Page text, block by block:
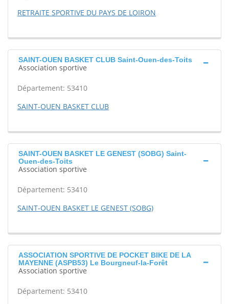
RETRAITE SPORTIVE DU PAYS DE LOIRON
SAINT-OUEN BASKET CLUB Saint-Ouen-des-Toits
Association sportive
Département: 53410
SAINT-OUEN BASKET CLUB
SAINT-OUEN BASKET LE GENEST (SOBG) Saint-
Ouen-des-Toits
Association sportive
Département: 53410
SAINT-OUEN BASKET LE GENEST (SOBG)
ASSOCIATION SPORTIVE DE POCKET BIKE DE LA
MAYENNE (ASPB53) Le Bourgneuf-la-Forêt
Association sportive
Département: 53410